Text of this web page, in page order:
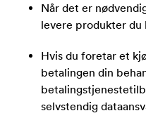
Når det er
levere produkter
Hvis du foretar et
betalingen din
selvstendig